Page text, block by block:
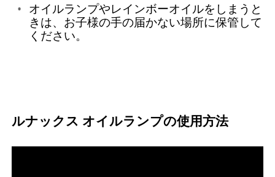
オイルランプやレインボーオイルをしまうと
きは、お子様の手の届かない場所に保管して
ください。
ルナックス オイルランプの使用方法